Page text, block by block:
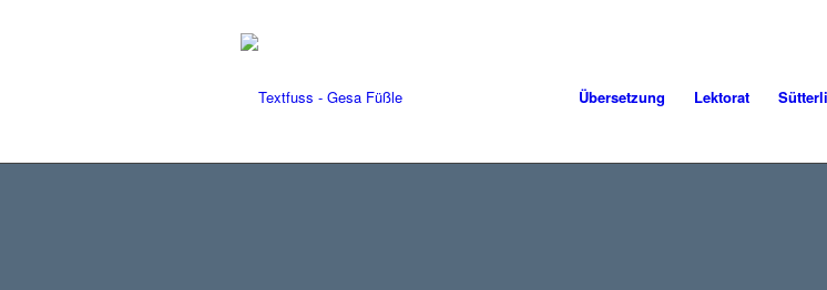
Übersetzung Lektorat